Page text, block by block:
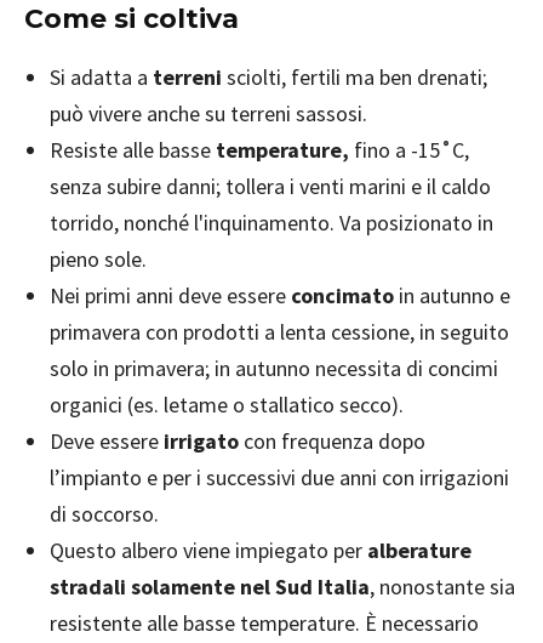
Come si coltiva
Si adatta a terreni sciolti, fertili ma ben drenati;
può vivere anche su terreni sassosi.
Resiste alle basse temperature, fino a -15˚C,
senza subire danni; tollera i venti marini e il caldo
torrido, nonché l'inquinamento. Va posizionato in
pieno sole.
Nei primi anni deve essere concimato in autunno e
primavera con prodotti a lenta cessione, in seguito
solo in primavera; in autunno necessita di concimi
organici (es. letame o stallatico secco).
Deve essere irrigato con frequenza dopo
l’impianto e per i successivi due anni con irrigazioni
di soccorso.
Questo albero viene impiegato per alberature
stradali solamente nel Sud Italia, nonostante sia
resistente alle basse temperature. È necessario